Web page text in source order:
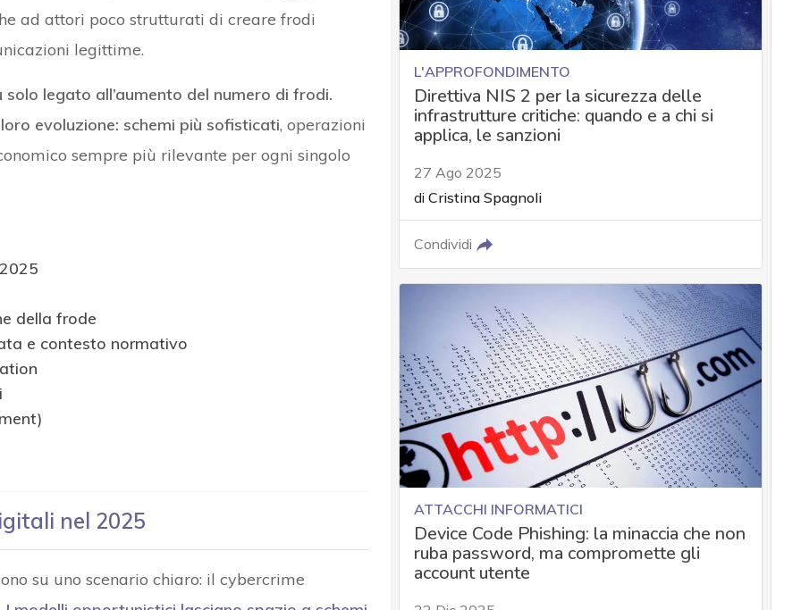
ad attori poco strutturati di creare frodi
legittime.
legato all’aumento del numero di frodi.
evoluzione: schemi più sofisticati, operazioni
sempre più rilevante per ogni singolo
della frode
e contesto normativo
nel 2025
su uno scenario chiaro: il cybercrime
L'APPROFONDIMENTO
Direttiva NIS 2 per la sicurezza delle
infrastrutture critiche: quando e a chi si
applica, le sanzioni
27 Ago 2025
di Cristina Spagnoli
Condividi
ATTACCHI INFORMATICI
Device Code Phishing: la minaccia che non
ruba password, ma compromette gli
account utente